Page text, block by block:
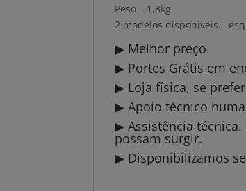
Peso – 1,8kg
2 modelos disponíveis –
▶ Melhor preço.
▶ Portes Grátis em
▶ Loja física, se
▶ Apoio técnico
▶ Assistência
possam surgir.
▶ Disponibilizamos